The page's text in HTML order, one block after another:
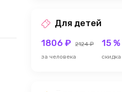
Для детей
1806 ₽
2124 ₽
за человека
15 %
скидка